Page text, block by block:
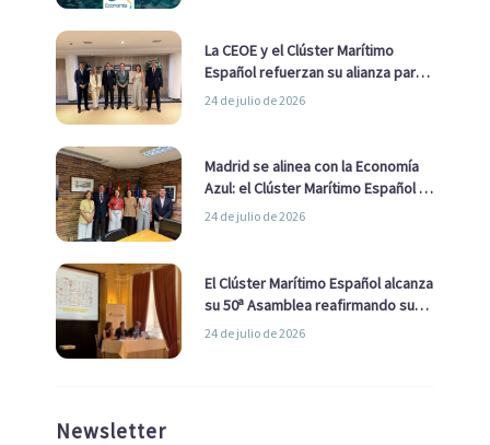
La CEOE y el Clúster Marítimo
Español refuerzan su alianza para
impulsar una estrategia Nacional
24 de julio de 2026
Madrid se alinea con la Economía
Azul: el Clúster Marítimo Español y
la Real Liga Naval avanzan alianzas
24 de julio de 2026
El Clúster Marítimo Español alcanza
su 50ª Asamblea reafirmando su
liderazgo en la Economía Azul
24 de julio de 2026
Newsletter